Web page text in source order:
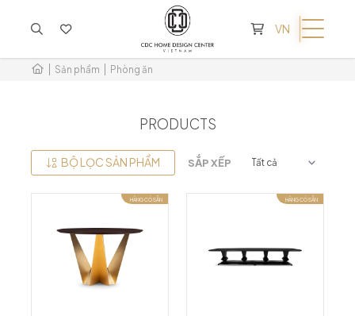
KHÔNG CÓ SẢN PHẨM TRONG GIỎ HÀNG
VN
Sản phẩm Phòng ăn
PRODUCTS
BỘ LỌC SẢN PHẨM SẮP XẾP
HÀNG CÓ SẴN HÀNG CÓ SẴN